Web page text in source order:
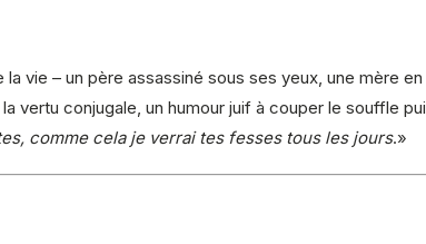
vie – un père assassiné sous ses yeux, une mère en
conjugale, un humour juif à couper le souffle
comme cela je verrai tes fesses tous les jours.»